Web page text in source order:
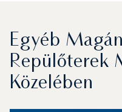
Egyéb
Repülőterek
Közelében